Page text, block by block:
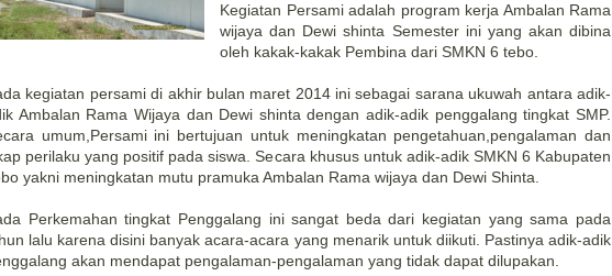
Kegiatan Persami adalah program kerja Ambalan Rama
wijaya dan Dewi shinta Semester ini yang akan dibina
oleh kakak-kakak Pembina dari SMKN 6 tebo.
kegiatan persami di akhir bulan maret 2014 ini sebagai sarana ukuwah antara adik-
Ambalan Rama Wijaya dan Dewi shinta dengan adik-adik penggalang tingkat SMP.
umum,Persami ini bertujuan untuk meningkatan pengetahuan,pengalaman dan
perilaku yang positif pada siswa. Secara khusus untuk adik-adik SMKN 6 Kabupaten
yakni meningkatan mutu pramuka Ambalan Rama wijaya dan Dewi Shinta.
Perkemahan tingkat Penggalang ini sangat beda dari kegiatan yang sama pada
lalu karena disini banyak acara-acara yang menarik untuk diikuti. Pastinya adik-adik
akan mendapat pengalaman-pengalaman yang tidak dapat dilupakan.